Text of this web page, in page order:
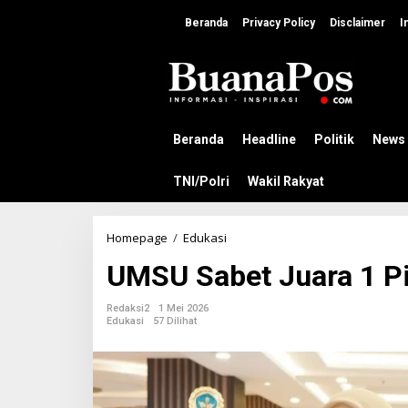
e
Beranda Privacy Policy Disclaimer
Beranda Headline Politik News
TNI/Polri Wakil Rakyat
Homepage / Edukasi
S
U
e
UMSU Sabet Juara 1
Redaksi2
1 Mei 2026
Edukasi
57 Dilihat